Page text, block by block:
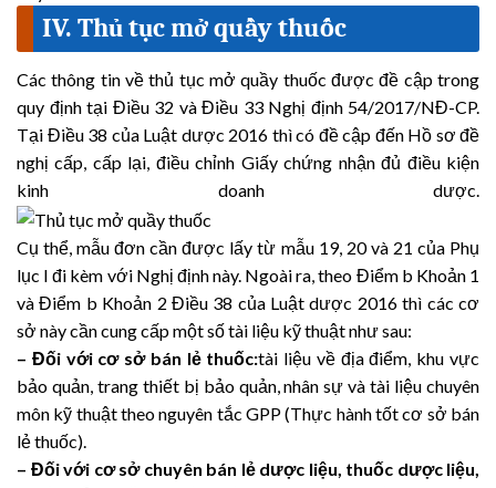
IV. Thủ tục mở quầy thuốc
Các thông tin về thủ tục mở quầy thuốc được đề cập trong
quy định tại Điều 32 và Điều 33 Nghị định 54/2017/NĐ-CP.
Tại Điều 38 của Luật dược 2016 thì có đề cập đến Hồ sơ đề
nghị cấp, cấp lại, điều chỉnh Giấy chứng nhận đủ điều kiện
kinh doanh dược.
Cụ thể, mẫu đơn cần được lấy từ mẫu 19, 20 và 21 của Phụ
lục I đi kèm với Nghị định này. Ngoài ra, theo Điểm b Khoản 1
và Điểm b Khoản 2 Điều 38 của Luật dược 2016 thì các cơ
sở này cần cung cấp một số tài liệu kỹ thuật như sau:
– Đối với cơ sở bán lẻ thuốc:tài liệu về địa điểm, khu vực
bảo quản, trang thiết bị bảo quản, nhân sự và tài liệu chuyên
môn kỹ thuật theo nguyên tắc GPP (Thực hành tốt cơ sở bán
lẻ thuốc).
– Đối với cơ sở chuyên bán lẻ dược liệu, thuốc dược liệu,